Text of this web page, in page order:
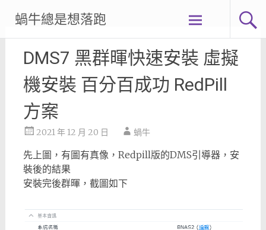
content
蝸牛總是想落跑
DMS7 黑群暉快速安裝 虛擬
機安裝 百分百成功 RedPill
方案
2021 年 12 月 20 日 蝸牛
先上圖，有圖有真像，Redpill版的DMS引導器，安
裝後的結果
安裝完後群暉，截圖如下